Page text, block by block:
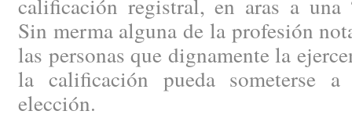
calificación registral, en aras a una
Sin merma alguna de la profesión
las personas que dignamente la
la calificación pueda someterse
elección.